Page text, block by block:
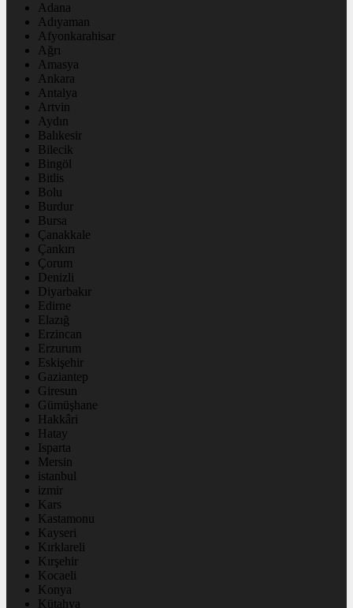
Adana
Adıyaman
Afyonkarahisar
Ağrı
Amasya
Ankara
Antalya
Artvin
Aydın
Balıkesir
Bilecik
Bingöl
Bitlis
Bolu
Burdur
Bursa
Çanakkale
Çankırı
Çorum
Denizli
Diyarbakır
Edirne
Elazığ
Erzincan
Erzurum
Eskişehir
Gaziantep
Giresun
Gümüşhane
Hakkâri
Hatay
Isparta
Mersin
istanbul
izmir
Kars
Kastamonu
Kayseri
Kırklareli
Kırşehir
Kocaeli
Konya
Kütahya